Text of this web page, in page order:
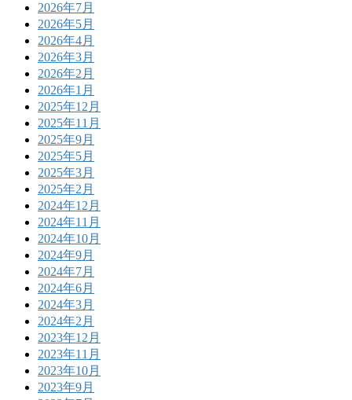
2026年7月
2026年5月
2026年4月
2026年3月
2026年2月
2026年1月
2025年12月
2025年11月
2025年9月
2025年5月
2025年3月
2025年2月
2024年12月
2024年11月
2024年10月
2024年9月
2024年7月
2024年6月
2024年3月
2024年2月
2023年12月
2023年11月
2023年10月
2023年9月